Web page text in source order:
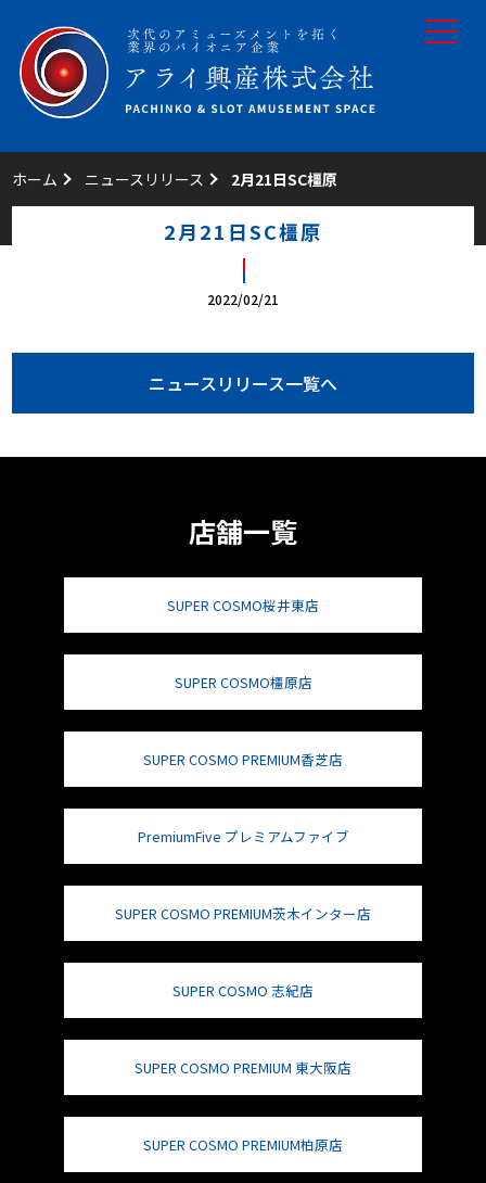
toggle
ホーム ニュースリリース 2月21日SC橿原
2月21日SC橿原
2022/02/21
ニュースリリース一覧へ
店舗一覧
SUPER COSMO桜井東店
SUPER COSMO橿原店
SUPER COSMO PREMIUM香芝店
PremiumFive プレミアムファイブ
SUPER COSMO PREMIUM茨木インター店
SUPER COSMO 志紀店
SUPER COSMO PREMIUM 東大阪店
SUPER COSMO PREMIUM柏原店